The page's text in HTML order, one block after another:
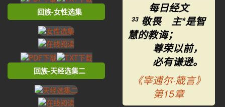
回族-女性选集
回族-天经选集二
每日经文
33 敬畏 主*是智
慧的教诲；
尊荣以前，
必有谦逊。
《宰逋尔·箴言》
第15章